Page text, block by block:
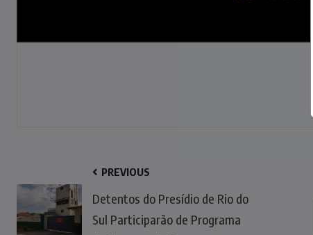
PREVIOUS
Detentos do Presídio de Rio do
Sul Participarão de Programa